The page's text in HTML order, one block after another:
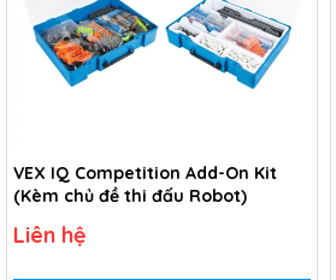
VEX IQ Competition Add-On Kit
(Kèm chủ đề thi đấu Robot)
Liên hệ